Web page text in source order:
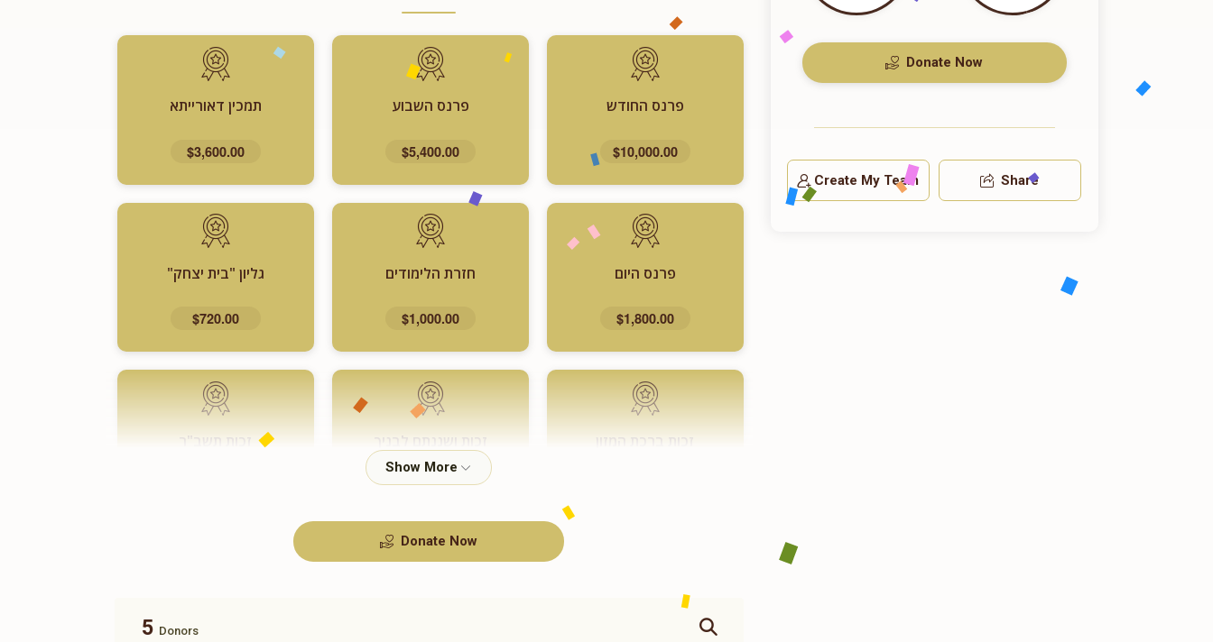
פרנס החודש
$10,000.00
פרנס השבוע
$5,400.00
תמכין דאורייתא
$3,600.00
פרנס היום
$1,800.00
חזרת הלימודים
$1,000.00
גליון "בית יצחק"
$720.00
זכות ברכת המזון זכות ושננתם לבניך
$360.00
זכות תשב"ר
Donate Now
5 Donors
Donate Now
Create My Team Share